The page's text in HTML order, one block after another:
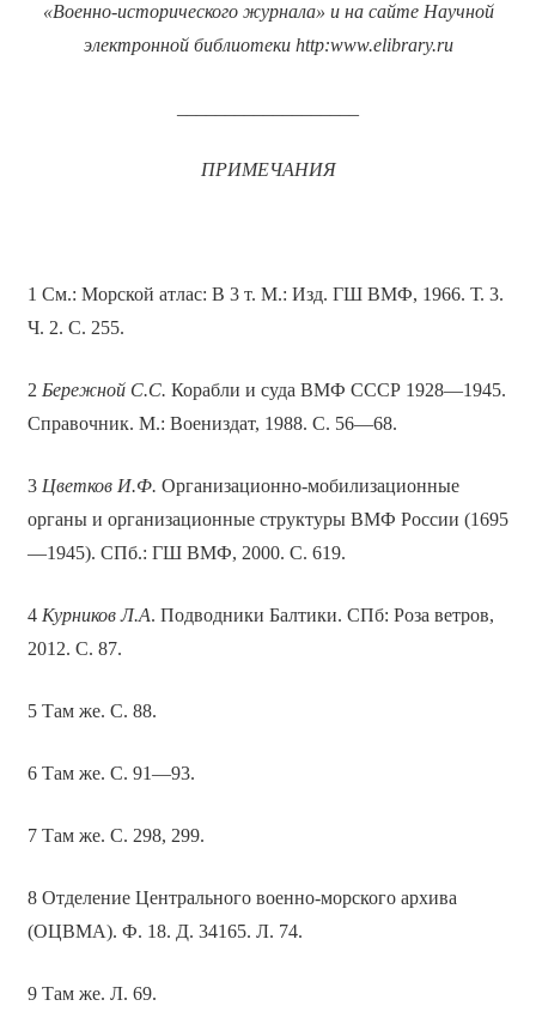
«Военно-исторического журнала» и на сайте Научной
электронной библиотеки http:www.elibrary.ru
ПРИМЕЧАНИЯ
1 См.: Морской атлас: В 3 т. М.: Изд. ГШ ВМФ, 1966. Т. 3.
Ч. 2. С. 255.
2 Бережной С.С. Корабли и суда ВМФ СССР 1928—1945.
Справочник. М.: Воениздат, 1988. С. 56—68.
3 Цветков И.Ф. Организационно-мобилизационные
органы и организационные структуры ВМФ России (1695
—1945). СПб.: ГШ ВМФ, 2000. С. 619.
4 Курников Л.А. Подводники Балтики. СПб: Роза ветров,
2012. C. 87.
5 Там же. С. 88.
6 Там же. С. 91—93.
7 Там же. С. 298, 299.
8 Отделение Центрального военно-морского архива
(ОЦВМА). Ф. 18. Д. 34165. Л. 74.
9 Там же. Л. 69.